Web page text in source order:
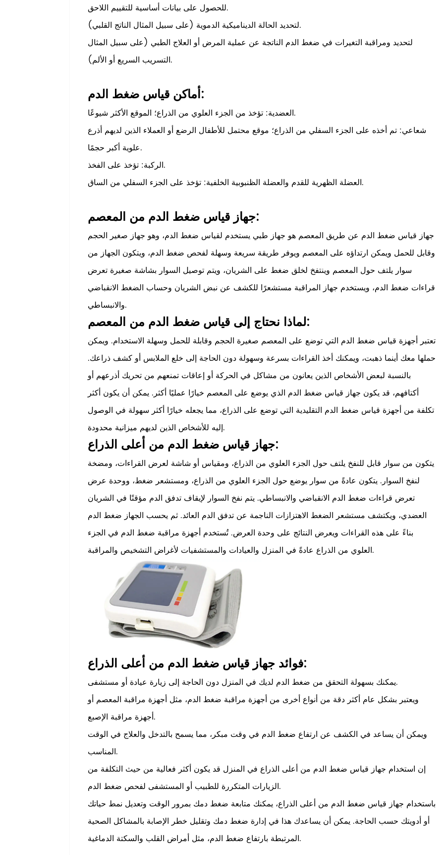
للحصول على بيانات أساسية للتقييم اللاحق.
لتحديد الحالة الديناميكية الدموية (على سبيل المثال الناتج القلبي).
لتحديد ومراقبة التغيرات في ضغط الدم الناتجة عن عملية المرض أو العلاج الطبي (على سبيل المثال
التسريب السريع أو الألم).
أماكن قياس ضغط الدم:
العضدية: تؤخذ من الجزء العلوي من الذراع؛ الموقع الأكثر شيوعًا.
شعاعي: تم أخذه على الجزء السفلي من الذراع؛ موقع محتمل للأطفال الرضع أو العملاء الذين لديهم أذرع
علوية أكبر حجمًا.
الركبة: تؤخذ على الفخذ.
العضلة الظهرية للقدم والعضلة الظنبوبية الخلفية: تؤخذ على الجزء السفلي من الساق.
جهاز قياس ضغط الدم من المعصم:
جهاز قياس ضغط الدم عن طريق المعصم هو جهاز طبي يستخدم لقياس ضغط الدم، وهو جهاز صغير الحجم
وقابل للحمل ويمكن ارتداؤه على المعصم ويوفر طريقة سريعة وسهلة لفحص ضغط الدم، ويتكون الجهاز من
سوار يلتف حول المعصم وينتفخ لخلق ضغط على الشريان، ويتم توصيل السوار بشاشة صغيرة تعرض
قراءات ضغط الدم، ويستخدم جهاز المراقبة مستشعرًا للكشف عن نبض الشريان وحساب الضغط الانقباضي
والانبساطي.
لماذا نحتاج إلى قياس ضغط الدم من المعصم:
تعتبر أجهزة قياس ضغط الدم التي توضع على المعصم صغيرة الحجم وقابلة للحمل وسهلة الاستخدام. ويمكن
حملها معك أينما ذهبت، ويمكنك أخذ القراءات بسرعة وسهولة دون الحاجة إلى خلع الملابس أو كشف ذراعك.
بالنسبة لبعض الأشخاص الذين يعانون من مشاكل في الحركة أو إعاقات تمنعهم من تحريك أذرعهم أو
أكتافهم، قد يكون جهاز قياس ضغط الدم الذي يوضع على المعصم خيارًا عمليًا أكثر. يمكن أن يكون أكثر
تكلفة من أجهزة قياس ضغط الدم التقليدية التي توضع على الذراع، مما يجعله خيارًا أكثر سهولة في الوصول
إليه للأشخاص الذين لديهم ميزانية محدودة.
جهاز قياس ضغط الدم من أعلى الذراع:
يتكون من سوار قابل للنفخ يلتف حول الجزء العلوي من الذراع، ومقياس أو شاشة لعرض القراءات، ومضخة
لنفخ السوار. يتكون عادةً من سوار يوضع حول الجزء العلوي من الذراع، ومستشعر ضغط، ووحدة عرض
تعرض قراءات ضغط الدم الانقباضي والانبساطي. يتم نفخ السوار لإيقاف تدفق الدم مؤقتًا في الشريان
العضدي، ويكتشف مستشعر الضغط الاهتزازات الناجمة عن تدفق الدم العائد. ثم يحسب الجهاز ضغط الدم
بناءً على هذه القراءات ويعرض النتائج على وحدة العرض. تُستخدم أجهزة مراقبة ضغط الدم في الجزء
العلوي من الذراع عادةً في المنزل والعيادات والمستشفيات لأغراض التشخيص والمراقبة.
فوائد جهاز قياس ضغط الدم من أعلى الذراع:
يمكنك بسهولة التحقق من ضغط الدم لديك في المنزل دون الحاجة إلى زيارة عيادة أو مستشفى.
ويعتبر بشكل عام أكثر دقة من أنواع أخرى من أجهزة مراقبة ضغط الدم، مثل أجهزة مراقبة المعصم أو
أجهزة مراقبة الإصبع.
ويمكن أن يساعد في الكشف عن ارتفاع ضغط الدم في وقت مبكر، مما يسمح بالتدخل والعلاج في الوقت
المناسب.
إن استخدام جهاز قياس ضغط الدم من أعلى الذراع في المنزل قد يكون أكثر فعالية من حيث التكلفة من
الزيارات المتكررة للطبيب أو المستشفى لفحص ضغط الدم.
باستخدام جهاز قياس ضغط الدم من أعلى الذراع، يمكنك متابعة ضغط دمك بمرور الوقت وتعديل نمط حياتك
أو أدويتك حسب الحاجة. يمكن أن يساعدك هذا في إدارة ضغط دمك وتقليل خطر الإصابة بالمشاكل الصحية
المرتبطة بارتفاع ضغط الدم، مثل أمراض القلب والسكتة الدماغية.